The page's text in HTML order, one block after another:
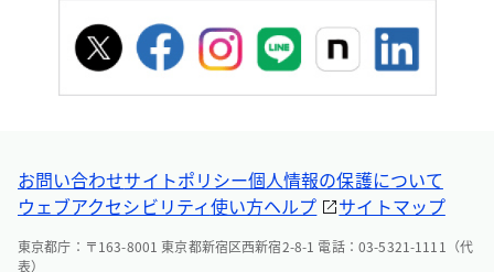
お問い合わせサイトポリシー個人情報の保護について
ウェブアクセシビリティ使い方ヘルプ サイトマップ
東京都庁：〒163-8001 東京都新宿区西新宿2-8-1 電話：03-5321-1111（代
表）